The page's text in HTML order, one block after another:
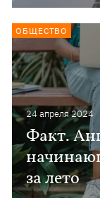
24 апреля 2024
Факт.
за лето
ОБЩЕСТВО